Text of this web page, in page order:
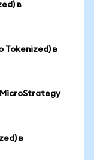
в
Tokenized) в
MicroStrategy
в